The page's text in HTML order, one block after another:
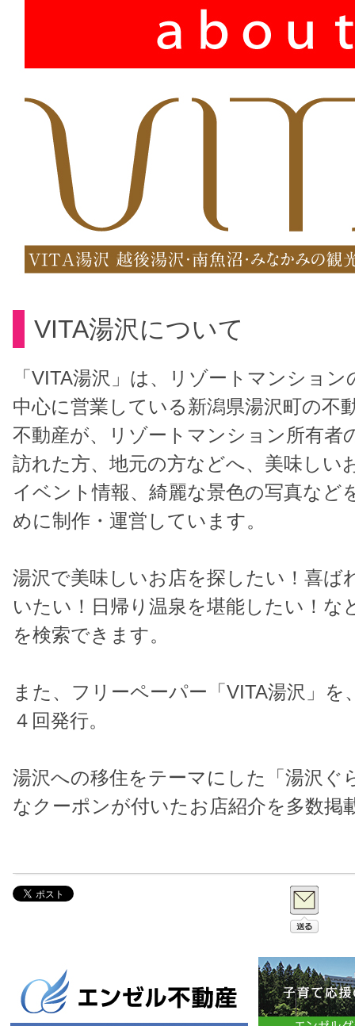
VITA湯沢について
「VITA湯沢」は、リゾートマンショ
中心に営業している新潟県湯沢町の不
不動産が、リゾートマンション所有者
訪れた方、地元の方などへ、美味しい
イベント情報、綺麗な景色の写真など
めに制作・運営しています。
湯沢で美味しいお店を探したい！喜ば
いたい！日帰り温泉を堪能したい！な
を検索できます。
また、フリーペーパー「VITA湯沢」を
４回発行。
湯沢への移住をテーマにした「湯沢ぐ
なクーポンが付いたお店紹介を多数掲